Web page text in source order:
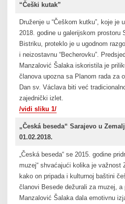
“Češki kutak”
Druženje u “Češkom kutku”, koje je
2018. godine u galerijskom prostoru
Bistriku, proteklo je u ugodnom
i neizostavnu “Becherovku”.
Manzalović Šalaka iskoristila je
članova upozna sa Planom rada za
Dan sv. Václava biti već
zajednički izlet.
/vidi sliku 1/
„Česká beseda“ Sarajevo u
01.02.2018.
„Česká beseda“ se 2015. godine
muzej“ shvaćajući kolika je važnost
kako on pripada i kulturnoj baštini
članovi Besede dežurali za muzej, a
Manzalović Šalaka dala emotivnu